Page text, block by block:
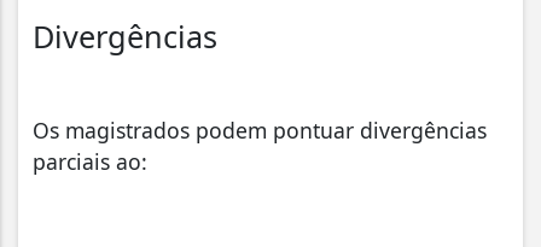
Divergências
Os magistrados podem pontuar divergências
parciais ao: